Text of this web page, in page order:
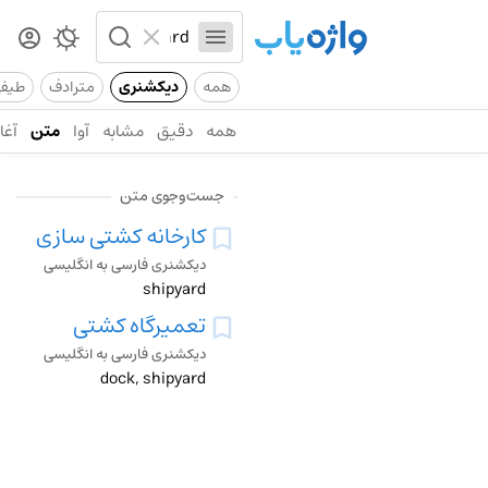
همه دیکشنری مترادف
همه دقیق مشابه آوا متن
جست‌وجوی متن
کارخانه کشتی سازی
دیکشنری فارسی به انگلیسی
shipyard
تعمیرگاه کشتی
دیکشنری فارسی به انگلیسی
dock, shipyard